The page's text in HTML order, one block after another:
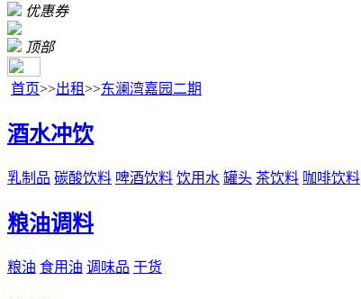
优惠券
顶部
首页>>出租>>东澜湾嘉园二期
酒水冲饮
乳制品 碳酸饮料 啤酒饮料 饮用水 罐头 茶饮料 咖啡饮料
粮油调料
粮油 食用油 调味品 干货